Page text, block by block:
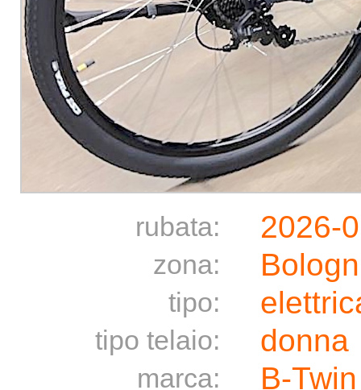
rubata: 2026-
zona:
tipo:
tipo telaio: donna
marca: B-